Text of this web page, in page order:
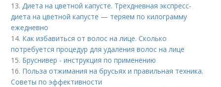
13.Диета на цветной капусте. Трехдневная экспресс-
диета на цветной капусте — теряем по килограмму
ежедневно
14. Как избавиться от волос на лице. Сколько
потребуется процедур для удаления волос на лице
15. Бруснивер - инструкция по применению
16. Польза отжимания на брусьях и правильная техника.
Советы по эффективности